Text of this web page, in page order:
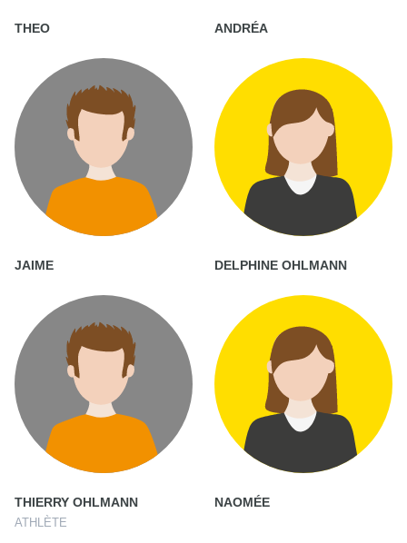
THEO ANDRÉA
JAIME DELPHINE OHLMANN
THIERRY OHLMANN
ATHLÈTE
NAOMÉE